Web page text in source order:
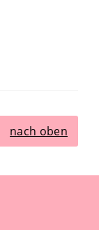
nach oben